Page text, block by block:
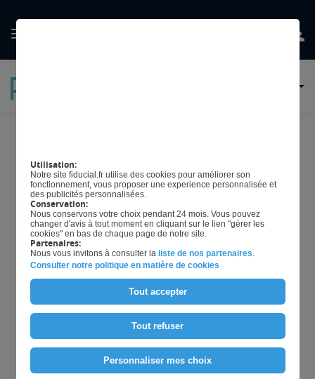
programmation d'une caisse
enregistreuse
Mis à jour le29/05/2022
Dans le secteur des métiers de bouche, et
particulièrement de la restauration, il est
indispensable de disposer d'une caisse
enregistreuse pour assurer la gestion de votre
Utilisation:
Notre site fiducial.fr utilise des cookies pour améliorer son
fonctionnement, vous proposer une experience personnalisée et
des publicités personnalisées.
Conservation:
Nous conservons votre choix pendant 24 mois. Vous pouvez
changer d'avis à tout moment en cliquant sur le lien "gérer les
cookies" en bas de chaque page de notre site.
Partenaires:
Nous vous invitons à consulter la liste de nos partenaires.
Consulter notre politique en matière de cookies
Tout accepter
Tout refuser
Personnaliser mes choix